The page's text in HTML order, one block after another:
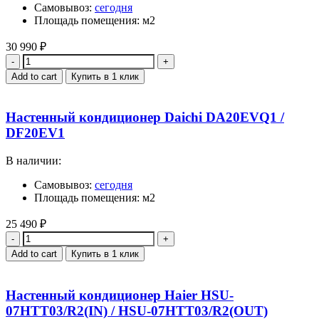
Самовывоз: сегодня
Площадь помещения: м2
30 990 ₽
Quantity
Add to cart Купить в 1 клик
Настенный кондиционер Daichi DA20EVQ1 /
DF20EV1
В наличии:
Самовывоз: сегодня
Площадь помещения: м2
25 490 ₽
Quantity
Add to cart Купить в 1 клик
Настенный кондиционер Haier HSU-
07HTT03/R2(IN) / HSU-07HTT03/R2(OUT)